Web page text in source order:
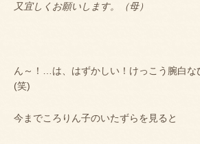
又宜しくお願いします。（母）
ん～！…は、はずかしい！けっこう腕白な
(笑)
今までころりん子のいたずらを見ると